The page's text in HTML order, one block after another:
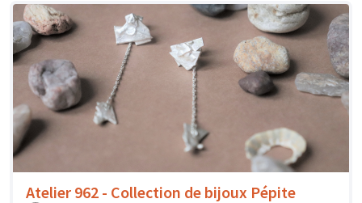
Atelier 962 - Collection de bijoux Pépite